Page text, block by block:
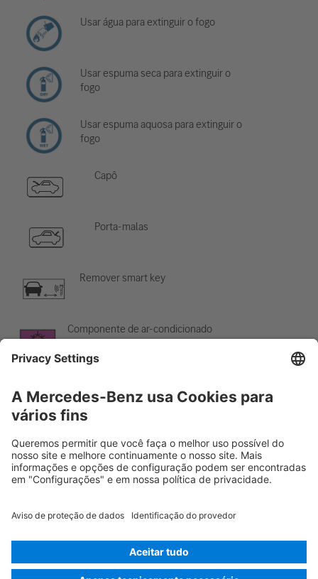
Usar água para extinguir o fogo
Usar espuma seca para extinguir o
fogo
Usar espuma aquosa para extinguir o
fogo
Capô
Porta-malas
Remover smart key
Componente de ar-condicionado
ID-Nr.: 223.033
© 2026Mercedes-Benz AG